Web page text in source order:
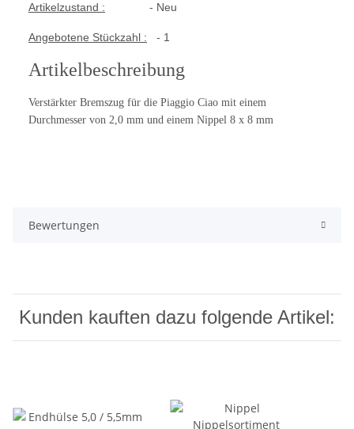
Artikelzustand : - Neu
Angebotene Stückzahl : - 1
Artikelbeschreibung
Verstärkter Bremszug für die Piaggio Ciao mit einem
Durchmesser von 2,0 mm und einem Nippel 8 x 8 mm
Bewertungen
Kunden kauften dazu folgende Artikel: